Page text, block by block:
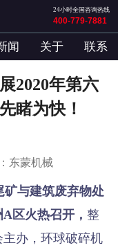
24小时全国咨询热线
400-779-7881
闻 关于 联系
2020年第六
睹为快！
东蒙机械
矿与建筑废弃物处
区火热召开， 整
办，环球破碎机